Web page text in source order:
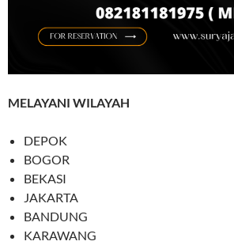
MELAYANI WILAYAH
DEPOK
BOGOR
BEKASI
JAKARTA
BANDUNG
KARAWANG